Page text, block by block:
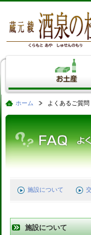
ホーム よくあるご質問
施設について
施設について